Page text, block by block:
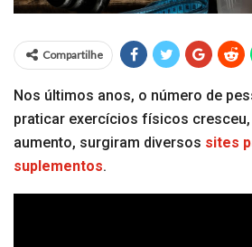
Compartilhe
Nos últimos anos, o número de
praticar exercícios físicos
aumento, surgiram diversos sites
suplementos.